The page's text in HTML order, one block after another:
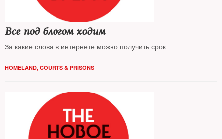
Все под блогом ходим
За какие слова в интернете можно получить срок
HOMELAND, COURTS & PRISONS